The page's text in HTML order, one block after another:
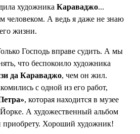
художника Караваджо...
человеком. А ведь я даже не знаю
жизни.
Господь вправе судить. А мы
что беспокоило художника
да Караваджо, чем он жил.
с одной из его работ,
, которая находится в музее
А художественный альбом
приобрету. Хороший художник!